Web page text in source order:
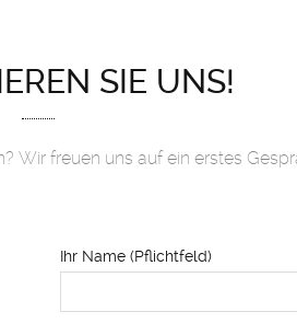
SIE UNS!
Wir freuen uns auf ein erstes
Ihr Name (Pflichtfeld)